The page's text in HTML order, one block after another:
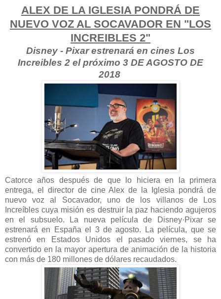
ALEX DE LA IGLESIA PONDRÁ DE
NUEVO VOZ AL SOCAVADOR EN "LOS
INCREIBLES 2"
Disney - Pixar estrenará en cines Los
Increibles 2 el próximo 3 DE AGOSTO DE
2018
Catorce años después de que lo hiciera en la primera
entrega, el director de cine Alex de la Iglesia pondrá de
nuevo voz al Socavador, uno de los villanos de Los
Increíbles cuya misión es destruir la paz haciendo agujeros
en el subsuelo. La nueva película de Disney·Pixar se
estrenará en España el 3 de agosto. La película, que se
estrenó en Estados Unidos el pasado viernes, se ha
convertido en la mayor apertura de animación de la historia
con más de 180 millones de dólares recaudados.